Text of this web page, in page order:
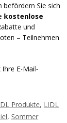
befördern Sie sich
kostenlose
und
– Teilnehmen
E-Mail-
Produkte, LIDL
, Sommer